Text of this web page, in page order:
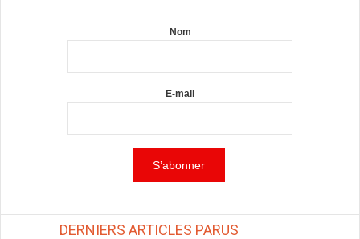
Nom
E-mail
DERNIERS ARTICLES PARUS